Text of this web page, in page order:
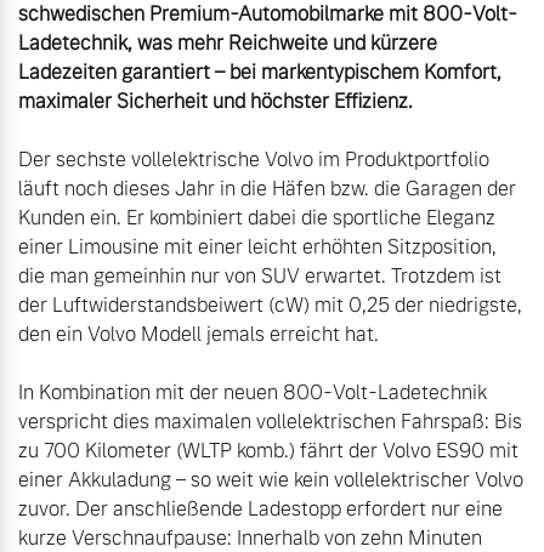
schwedischen Premium-Automobilmarke mit 800-Volt-
Ladetechnik, was mehr Reichweite und kürzere
Ladezeiten garantiert – bei markentypischem Komfort,
maximaler Sicherheit und höchster Effizienz.
Der sechste vollelektrische Volvo im Produktportfolio
läuft noch dieses Jahr in die Häfen bzw. die Garagen der
Kunden ein. Er kombiniert dabei die sportliche Eleganz
einer Limousine mit einer leicht erhöhten Sitzposition,
die man gemeinhin nur von SUV erwartet. Trotzdem ist
der Luftwiderstandsbeiwert (cW) mit 0,25 der niedrigste,
den ein Volvo Modell jemals erreicht hat.
In Kombination mit der neuen 800-Volt-Ladetechnik
verspricht dies maximalen vollelektrischen Fahrspaß: Bis
zu 700 Kilometer (WLTP komb.) fährt der Volvo ES90 mit
einer Akkuladung – so weit wie kein vollelektrischer Volvo
zuvor. Der anschließende Ladestopp erfordert nur eine
kurze Verschnaufpause: Innerhalb von zehn Minuten